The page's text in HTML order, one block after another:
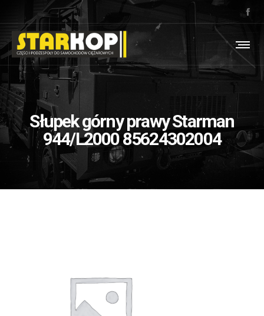
Słupek górny prawy Starman
944/L2000 85624302004